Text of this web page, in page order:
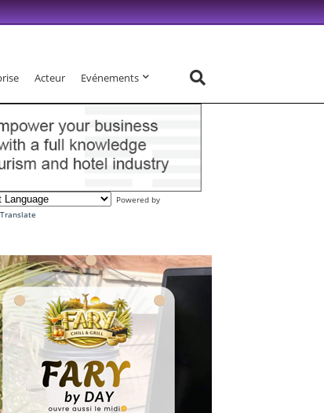
Acteur Evénements
Powered by
Translate